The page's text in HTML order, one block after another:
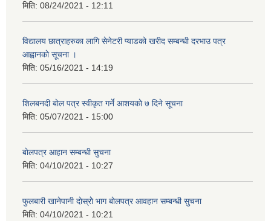
मिति: 08/24/2021 - 12:11
विद्यालय छात्राहरुका लागि सेनेटरी प्याडको खरीद सम्बन्धी दरभाउ पत्र
आह्वानकाे सूचना ।
मिति: 05/16/2021 - 14:19
शिलबनदी बाेल पत्र स्वीकृत गर्ने आशयकाे ७ दिने सूचना
मिति: 05/07/2021 - 15:00
बाेलपत्र आहान सम्बन्धी सुचना
मिति: 04/10/2021 - 10:27
फुलबारी खानेपानी दाेस्राेे भाग बाेलपत्र आवहान सम्बन्धी सुचना
मिति: 04/10/2021 - 10:21